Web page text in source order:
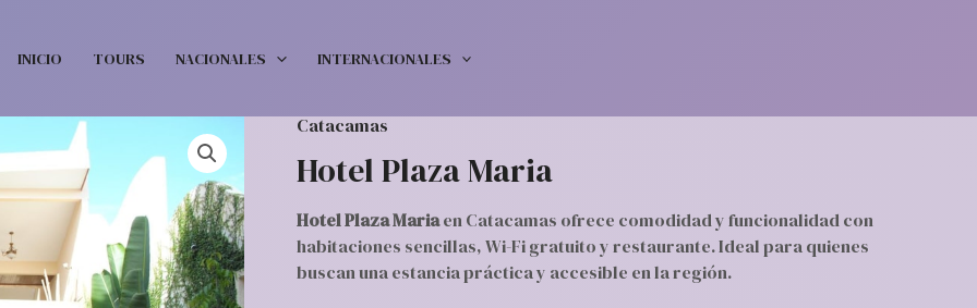
INICIO TOURS NACIONALES INTERNACIONALES
Catacamas
Hotel Plaza Maria
Hotel Plaza Mariaen Catacamas ofrece comodidad y funcionalidad con
habitaciones sencillas, Wi-Fi gratuito y restaurante. Ideal para quienes
buscan una estancia práctica y accesible en la región.